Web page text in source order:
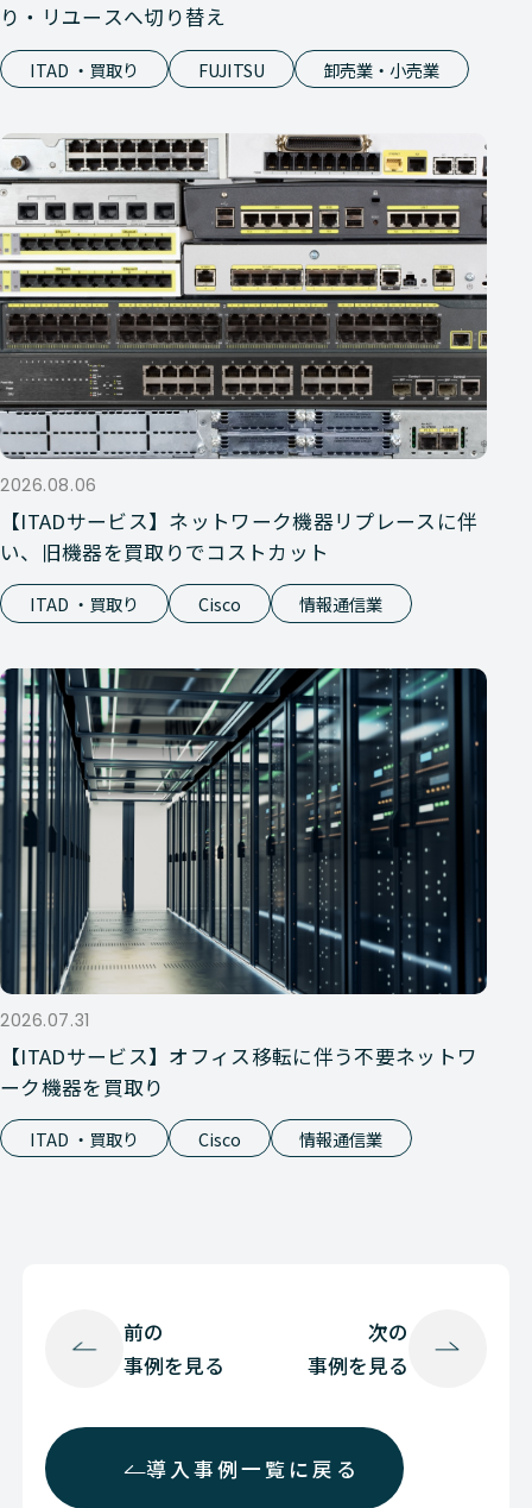
り・リユースへ切り替え
ITAD ・買取り FUJITSU 卸売業・小売業
2026.08.06
【ITADサービス】ネットワーク機器リプレースに伴
い、旧機器を買取りでコストカット
ITAD ・買取り Cisco 情報通信業
2026.07.31
【ITADサービス】オフィス移転に伴う不要ネットワ
ーク機器を買取り
ITAD ・買取り Cisco 情報通信業
前の
事例を見る
導入事例一覧に戻る
次の
事例を見る